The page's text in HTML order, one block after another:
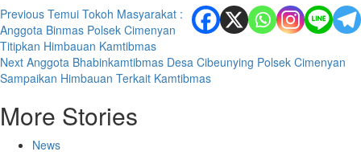
Post
navigation
Previous Temui Tokoh Masyarakat :
Anggota Binmas Polsek Cimenyan
Titipkan Himbauan Kamtibmas
Next Anggota Bhabinkamtibmas Desa Cibeunying Polsek Cimenyan
Sampaikan Himbauan Terkait Kamtibmas
More Stories
News